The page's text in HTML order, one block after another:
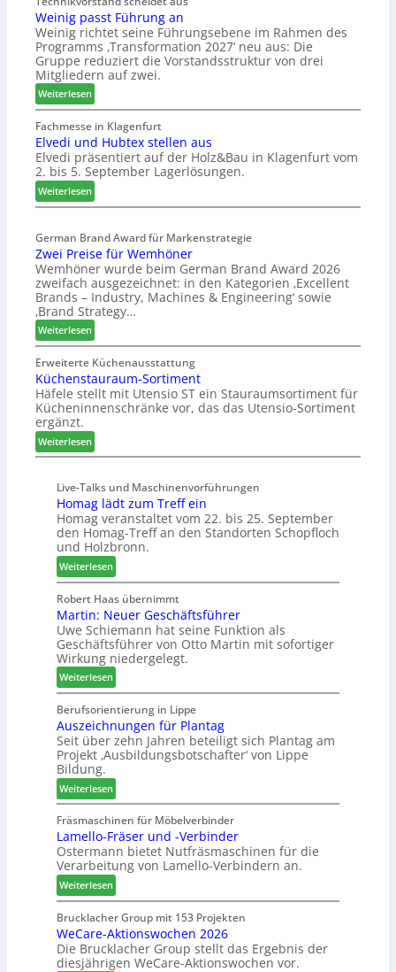
z
u
r
H
a
u
s
m
e
s
s
e
e
l
b
r
a
n
c
h
e
e
r
ö
r
e
r
t
Z
u
k
u
f
t
Weinig passt Führung an
Weinig richtet seine Führungsebene im Rahmen des
Programms ‚Transformation 2027‘ neu aus: Die
Gruppe reduziert die Vorstandsstruktur von drei
Mitgliedern auf zwei.
Weiterlesen:
W
e
i
n
i
p
s
s
t
F
ü
h
r
u
n
g
a
n
Fachmesse in Klagenfurt
Elvedi und Hubtex stellen aus
Elvedi präsentiert auf der Holz&Bau in Klagenfurt vom
2. bis 5. September Lagerlösungen.
Weiterlesen:
E
v
e
d
i
u
n
d
H
u
b
t
e
x
s
t
l
l
e
n
a
u
s
German Brand Award für Markenstrategie
Zwei Preise für Wemhöner
Wemhöner wurde beim German Brand Award 2026
zweifach ausgezeichnet: in den Kategorien ‚Excellent
Brands – Industry, Machines & Engineering‘ sowie
‚Brand Strategy…
Weiterlesen:
Z
w
e
i
P
e
i
e
f
ü
r
W
e
m
h
ö
n
e
r
Erweiterte Küchenausstattung
Küchenstauraum-Sortiment
Häfele stellt mit Utensio ST ein Stauraumsortiment für
Kücheninnenschränke vor, das das Utensio-Sortiment
ergänzt.
Weiterlesen:
K
c
h
e
n
s
t
a
u
r
a
u
m
-
S
o
r
t
i
m
e
n
t
Live-Talks und Maschinenvorführungen
Homag lädt zum Treff ein
Homag veranstaltet vom 22. bis 25. September
den Homag-Treff an den Standorten Schopfloch
und Holzbronn.
Weiterlesen:
H
o
m
a
g
l
ä
d
t
z
u
m
r
e
f
f
e
i
n
Robert Haas übernimmt
Martin: Neuer Geschäftsführer
Uwe Schiemann hat seine Funktion als
Geschäftsführer von Otto Martin mit sofortiger
Wirkung niedergelegt.
Weiterlesen:
M
a
r
t
i
:
N
e
u
e
r
G
e
s
c
h
ä
Berufsorientierung in Lippe
Auszeichnungen für Plantag
Seit über zehn Jahren beteiligt sich Plantag am
Projekt ‚Ausbildungsbotschafter‘ von Lippe
Bildung.
Weiterlesen:
A
u
s
z
e
c
h
n
u
n
Fräsmaschinen für Möbelverbinder
Lamello-Fräser und -Verbinder
Ostermann bietet Nutfräsmaschinen für die
Verarbeitung von Lamello-Verbindern an.
Weiterlesen:
L
a
m
e
l
Brucklacher Group mit 153 Projekten
WeCare-Aktionswochen 2026
Die Brucklacher Group stellt das Ergebnis der
diesjährigen WeCare-Aktionswochen vor.